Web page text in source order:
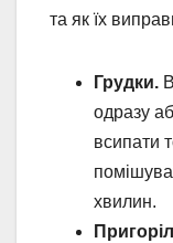
та як їх
Грудки.
одразу
всипати
хвилин.